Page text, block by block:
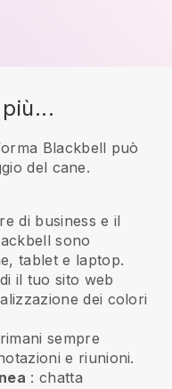
Blackbell può
del cane.
di business e il
sono
tablet e laptop.
il tuo sito web
dei colori
sempre
e riunioni.
: chatta